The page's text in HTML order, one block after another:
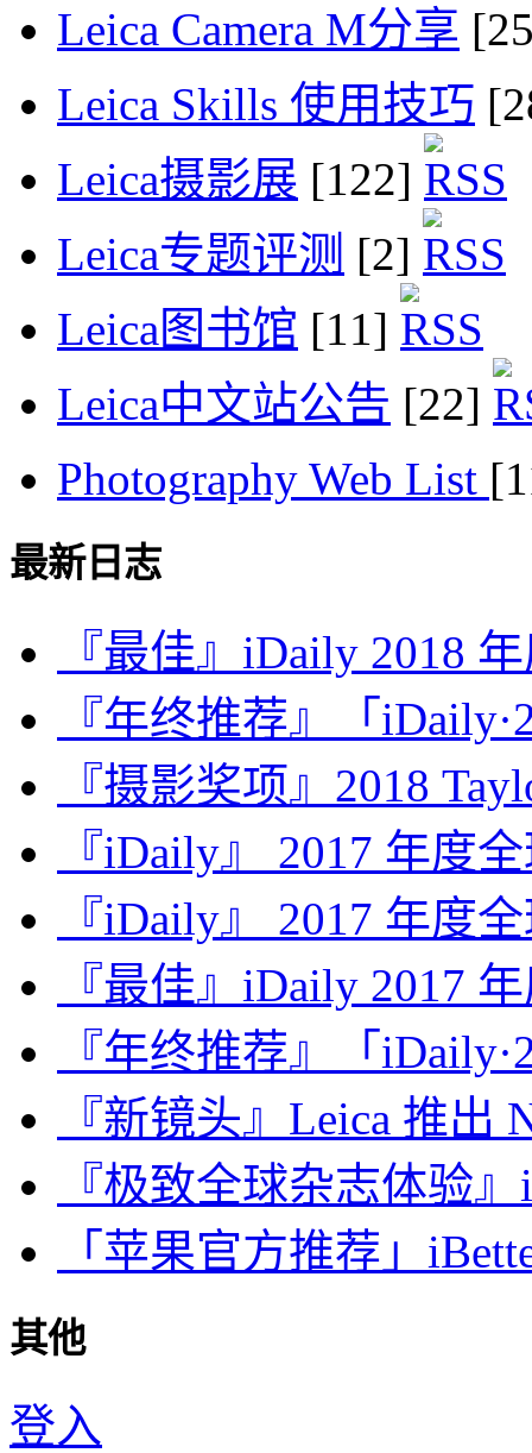
Leica Camera M分享
Leica Skills 使用技巧
Leica摄影展 [122]
Leica专题评测 [2]
Leica图书馆 [11]
Leica中文站公告 [22]
Photography Web List
最新日志
『最佳』iDaily 2018
『年终推荐』「
『摄影奖项』2018
『iDaily』 2017 年度
『iDaily』 2017 年度
『最佳』iDaily 2017
『年终推荐』「
『新镜头』Leica 推出
『极致全球杂志体验
「苹果官方推荐」
其他
登入